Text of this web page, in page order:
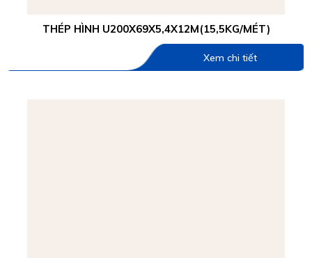
THÉP HÌNH U200X69X5,4X12M(15,5KG/MÉT)
Xem chi tiết